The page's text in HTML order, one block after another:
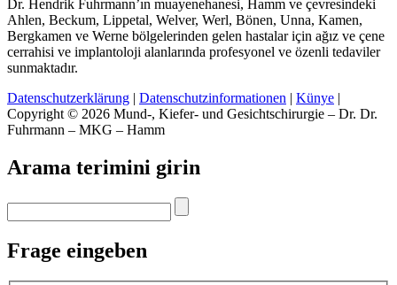
Dr. Hendrik Fuhrmann’ın muayenehanesi, Hamm ve çevresindeki
Ahlen, Beckum, Lippetal, Welver, Werl, Bönen, Unna, Kamen,
Bergkamen ve Werne bölgelerinden gelen hastalar için ağız ve çene
cerrahisi ve implantoloji alanlarında profesyonel ve özenli tedaviler
sunmaktadır.
Datenschutzerklärung | Datenschutzinformationen | Künye |
Copyright © 2026 Mund-, Kiefer- und Gesichtschirurgie – Dr. Dr.
Fuhrmann – MKG – Hamm
Arama terimini girin
Frage eingeben